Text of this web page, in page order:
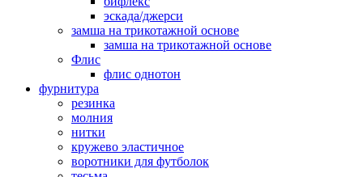
эскада/джерси
замша на трикотажной основе
замша на трикотажной основе
Флис
флис однотон
фурнитура
резинка
молния
нитки
кружево эластичное
воротники для футболок